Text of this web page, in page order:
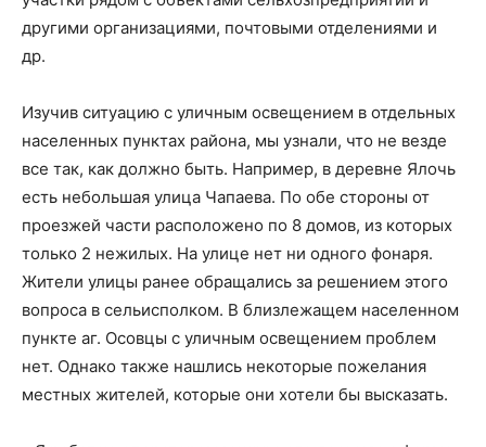
другими организациями, почтовыми отделениями и
др.
Изучив ситуацию с уличным освещением в отдельных
населенных пунктах района, мы узнали, что не везде
все так, как должно быть. Например, в деревне Ялочь
есть небольшая улица Чапаева. По обе стороны от
проезжей части расположено по 8 домов, из которых
только 2 нежилых. На улице нет ни одного фонаря.
Жители улицы ранее обращались за решением этого
вопроса в сельисполком. В близлежащем населенном
пункте аг. Осовцы с уличным освещением проблем
нет. Однако также нашлись некоторые пожелания
местных жителей, которые они хотели бы высказать.